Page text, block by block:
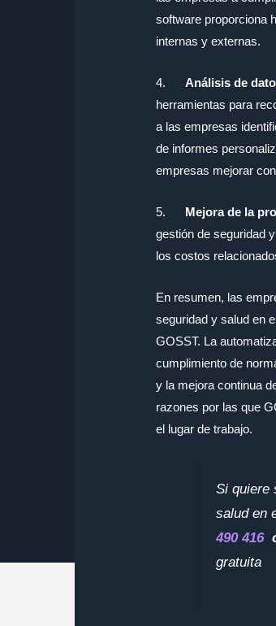
software proporciona
internas y externas.
4.Análisis de
herramientas para
a las empresas
de informes
empresas mejorar
5. Mejora de la
gestión de seguridad
los costos
En resumen, las
seguridad y salud en
GOSST. La
cumplimiento de
y la mejora continua
razones por las que
el lugar de trabajo.
Si quiere
salud en
490 416o
gratuita